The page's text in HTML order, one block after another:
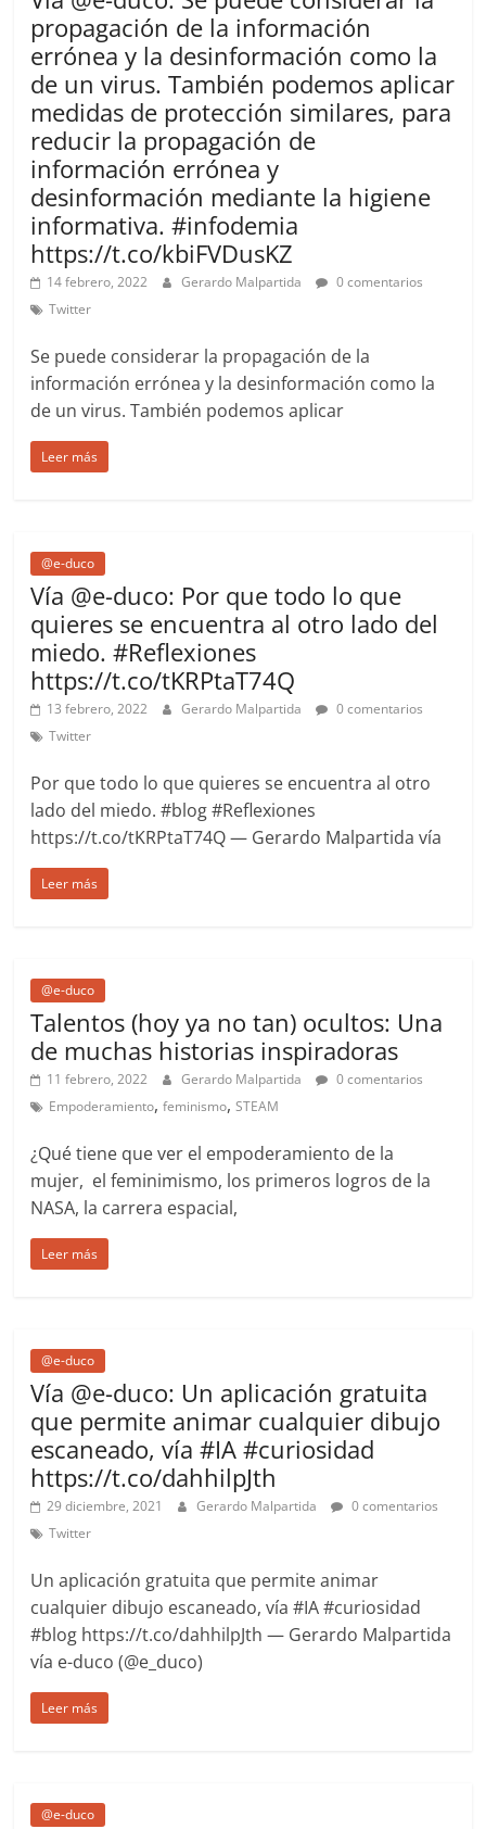
propagación de la información
errónea y la desinformación como la
de un virus. También podemos aplicar
medidas de protección similares, para
reducir la propagación de
información errónea y
desinformación mediante la higiene
informativa. #infodemia
https://t.co/kbiFVDusKZ
14 febrero, 2022 Gerardo Malpartida
0 comentarios
Twitter
Se puede considerar la propagación de la
información errónea y la desinformación como la
de un virus. También podemos aplicar
Leer más
@e-duco
Vía @e-duco: Por que todo lo que
quieres se encuentra al otro lado del
miedo. #Reflexiones
https://t.co/tKRPtaT74Q
13 febrero, 2022 Gerardo Malpartida
0 comentarios
Twitter
Por que todo lo que quieres se encuentra al otro
lado del miedo. #blog #Reflexiones
https://t.co/tKRPtaT74Q — Gerardo Malpartida vía
Leer más
@e-duco
Talentos (hoy ya no tan) ocultos: Una
de muchas historias inspiradoras
11 febrero, 2022 Gerardo Malpartida
0 comentarios
Empoderamiento,feminismo,STEAM
¿Qué tiene que ver el empoderamiento de la
mujer, el feminimismo, los primeros logros de la
NASA, la carrera espacial,
Leer más
@e-duco
Vía @e-duco: Un aplicación gratuita
que permite animar cualquier dibujo
escaneado, vía #IA #curiosidad
https://t.co/dahhilpJth
29 diciembre, 2021 Gerardo Malpartida
0 comentarios
Twitter
Un aplicación gratuita que permite animar
cualquier dibujo escaneado, vía #IA #curiosidad
#blog https://t.co/dahhilpJth — Gerardo Malpartida
vía e-duco (@e_duco)
Leer más
@e-duco